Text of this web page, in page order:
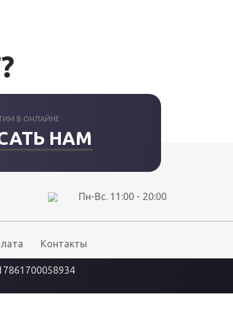
В ОНЛАЙНЕ
НАМ
Пн-Вс. 11:00 - 20:00
Контакты